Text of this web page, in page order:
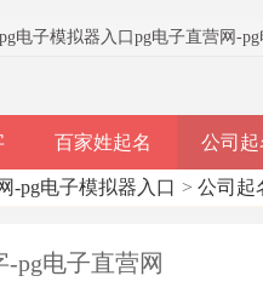
电子模拟器入口 pg电子直营网-
百家姓起名 公司起
-pg电子模拟器入口 > 公司起
pg电子直营网